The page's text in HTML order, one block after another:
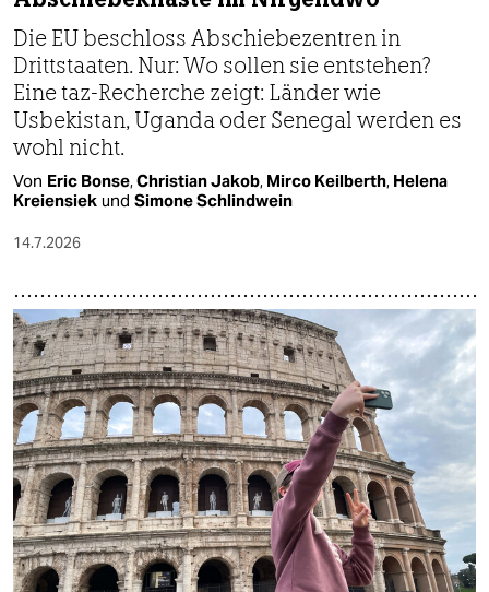
Die EU beschloss Abschiebezentren in
Drittstaaten. Nur: Wo sollen sie entstehen?
Eine taz-Recherche zeigt: Länder wie
Usbekistan, Uganda oder Senegal werden es
wohl nicht.
Von Eric Bonse,Christian Jakob, Mirco Keilberth, Helena
Kreiensiek und Simone Schlindwein
14.7.2026